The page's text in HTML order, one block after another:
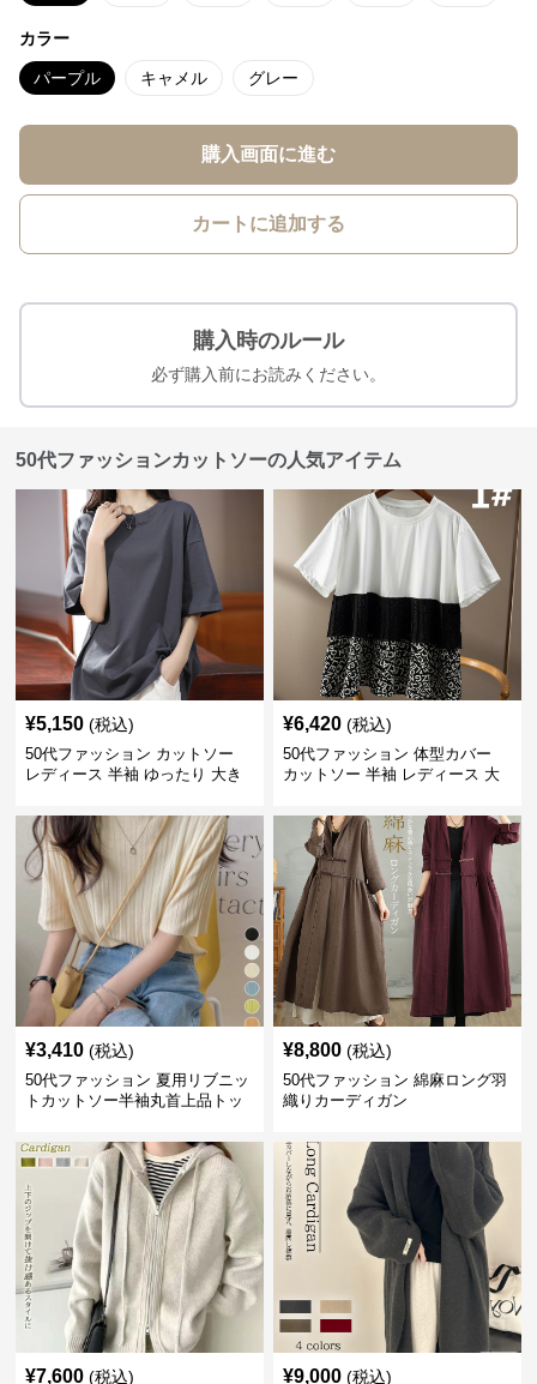
カラー
パープル キャメル グレー
購入画面に進む
カートに追加する
購入時のルール
必ず購入前にお読みください。
50代ファッションカットソーの人気アイテム
¥5,150 (税込)
50代ファッション カットソー
レディース 半袖 ゆったり 大き
¥6,420 (税込)
50代ファッション 体型カバー
カットソー 半袖 レディース 大
¥3,410 (税込)
50代ファッション 夏用リブニッ
トカットソー半袖丸首上品トッ
¥8,800 (税込)
50代ファッション 綿麻ロング羽
織りカーディガン
¥7,600 (税込) ¥9,000 (税込)